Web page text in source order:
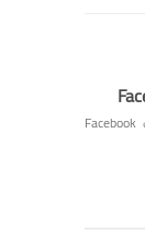
كيف اعرف لمن ارسلت طلبات الصداقة على فيسبوك Facebook